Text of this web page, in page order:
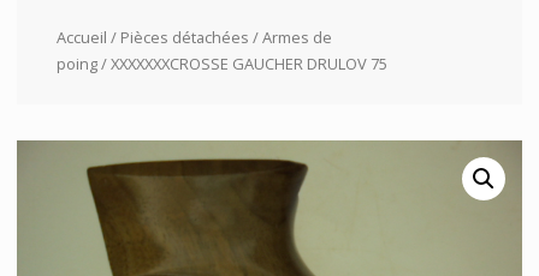
Accueil / Pièces détachées /Armes de
poing/ XXXXXXXCROSSE GAUCHER DRULOV 75